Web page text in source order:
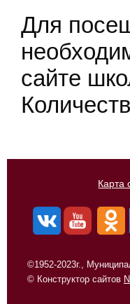
Для
сайте
Карта
©1952-2023г.,
© Конструктор сайтов